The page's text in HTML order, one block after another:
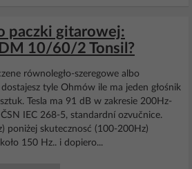
paczki gitarowej:
10/60/2 Tonsil?
równoległo-szeregowe albo
tyle Ohmów ile ma jeden głośnik
Tesla ma 91 dB w zakresie 200Hz-
IEC 268-5, standardní ozvučnice.
poniżej skutecznosć (100-200Hz)
150 Hz.. i dopiero...